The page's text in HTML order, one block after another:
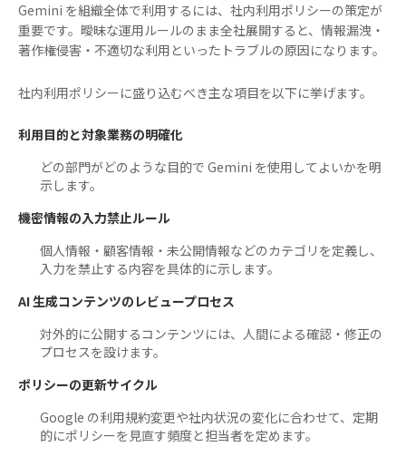
Gemini を組織全体で利用するには、社内利用ポリシーの策定が
重要です。曖昧な運用ルールのまま全社展開すると、情報漏洩・
著作権侵害・不適切な利用といったトラブルの原因になります。
社内利用ポリシーに盛り込むべき主な項目を以下に挙げます。
利用目的と対象業務の明確化
どの部門がどのような目的で Gemini を使用してよいかを明
示します。
機密情報の入力禁止ルール
個人情報・顧客情報・未公開情報などのカテゴリを定義し、
入力を禁止する内容を具体的に示します。
AI 生成コンテンツのレビュープロセス
対外的に公開するコンテンツには、人間による確認・修正の
プロセスを設けます。
ポリシーの更新サイクル
Google の利用規約変更や社内状況の変化に合わせて、定期
的にポリシーを見直す頻度と担当者を定めます。